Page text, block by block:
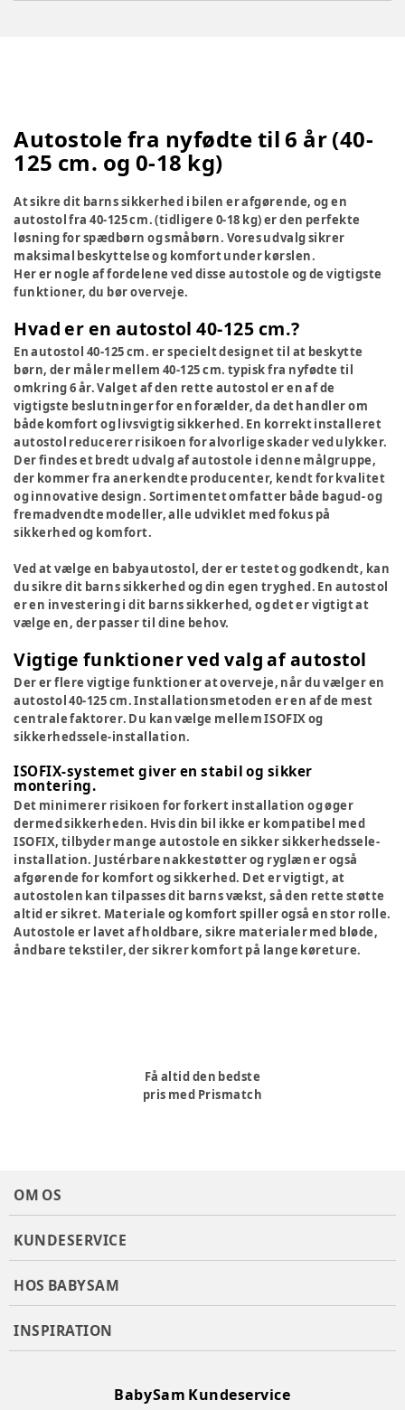
Autostole fra nyfødte til 6 år (40-
125 cm. og 0-18 kg)
At sikre dit barns sikkerhed i bilen er afgørende, og en
autostol fra 40-125 cm. (tidligere 0-18 kg) er den perfekte
løsning for spædbørn og småbørn. Vores udvalg sikrer
maksimal beskyttelse og komfort under kørslen.
Her er nogle af fordelene ved disse autostole og de vigtigste
funktioner, du bør overveje.
Hvad er en autostol 40-125 cm.?
En autostol 40-125 cm. er specielt designet til at beskytte
børn, der måler mellem 40-125 cm. typisk fra nyfødte til
omkring 6 år. Valget af den rette autostol er en af de
vigtigste beslutninger for en forælder, da det handler om
både komfort og livsvigtig sikkerhed. En korrekt installeret
autostol reducerer risikoen for alvorlige skader ved ulykker.
Der findes et bredt udvalg af autostole i denne målgruppe,
der kommer fra anerkendte producenter, kendt for kvalitet
og innovative design. Sortimentet omfatter både bagud- og
fremadvendte modeller, alle udviklet med fokus på
sikkerhed og komfort.
Ved at vælge en babyautostol, der er testet og godkendt, kan
du sikre dit barns sikkerhed og din egen tryghed. En autostol
er en investering i dit barns sikkerhed, og det er vigtigt at
vælge en, der passer til dine behov.
Vigtige funktioner ved valg af autostol
Der er flere vigtige funktioner at overveje, når du vælger en
autostol 40-125 cm. Installationsmetoden er en af de mest
centrale faktorer. Du kan vælge mellem ISOFIX og
sikkerhedssele-installation.
ISOFIX-systemet giver en stabil og sikker
montering.
Det minimerer risikoen for forkert installation og øger
dermed sikkerheden. Hvis din bil ikke er kompatibel med
ISOFIX, tilbyder mange autostole en sikker sikkerhedssele-
installation. Justérbare nakkestøtter og ryglæn er også
afgørende for komfort og sikkerhed. Det er vigtigt, at
autostolen kan tilpasses dit barns vækst, så den rette støtte
altid er sikret. Materiale og komfort spiller også en stor rolle.
Autostole er lavet af holdbare, sikre materialer med bløde,
åndbare tekstiler, der sikrer komfort på lange køreture.
Få altid den bedste
pris med Prismatch
OM OS
KUNDESERVICE
HOS BABYSAM
INSPIRATION
BabySam Kundeservice